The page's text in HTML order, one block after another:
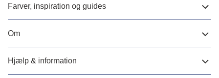
Farver, inspiration og guides
Om
Hjælp & information